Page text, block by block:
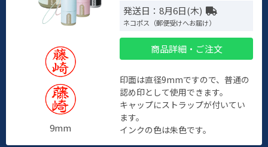
9mm
発送日：8月6日(木)
ネコポス（郵便受けへお届け）
商品詳細・ご注文
印面は直径9mmですので、普通の
認め印として使用できます。
キャップにストラップが付いてい
ます。
インクの色は朱色です。